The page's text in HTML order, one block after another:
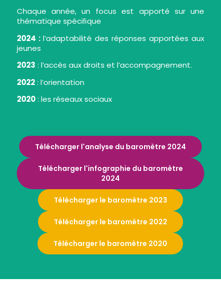
Télécharger l'analyse du baromètre 2024
Télécharger l'infographie du baromètre
2024
Télécharger le baromètre 2023
Télécharger le baromètre 2022
Télécharger le baromètre 2020
Chaque année, un focus est apporté sur une
thématique spéciﬁque
2024 : l’adaptabilité des réponses apportées aux
jeunes
2023 : l’accès aux droits et l’accompagnement.
2022: l’orientation
2020: les réseaux sociaux